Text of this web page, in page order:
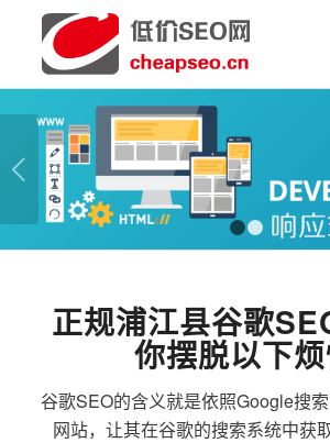
正规浦江县谷歌
你摆脱以下
谷歌SEO的含义就是依照Google搜
网站，让其在谷歌的搜索系统中获